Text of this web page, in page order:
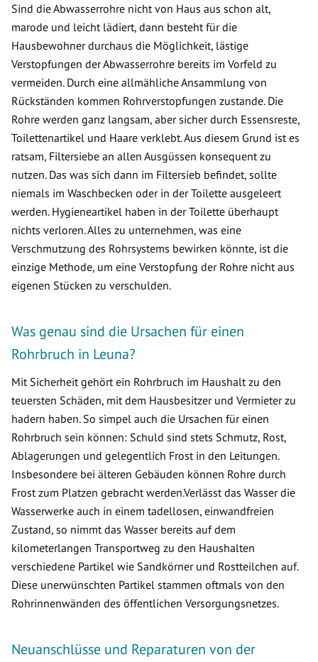
Sind die Abwasserrohre nicht von Haus aus schon alt,
marode und leicht lädiert, dann besteht für die
Hausbewohner durchaus die Möglichkeit, lästige
Verstopfungen der Abwasserrohre bereits im Vorfeld zu
vermeiden. Durch eine allmähliche Ansammlung von
Rückständen kommen Rohrverstopfungen zustande. Die
Rohre werden ganz langsam, aber sicher durch Essensreste,
Toilettenartikel und Haare verklebt. Aus diesem Grund ist es
ratsam, Filtersiebe an allen Ausgüssen konsequent zu
nutzen. Das was sich dann im Filtersieb befindet, sollte
niemals im Waschbecken oder in der Toilette ausgeleert
werden. Hygieneartikel haben in der Toilette überhaupt
nichts verloren. Alles zu unternehmen, was eine
Verschmutzung des Rohrsystems bewirken könnte, ist die
einzige Methode, um eine Verstopfung der Rohre nicht aus
eigenen Stücken zu verschulden.
Was genau sind die Ursachen für einen
Rohrbruch in Leuna?
Mit Sicherheit gehört ein Rohrbruch im Haushalt zu den
teuersten Schäden, mit dem Hausbesitzer und Vermieter zu
hadern haben. So simpel auch die Ursachen für einen
Rohrbruch sein können: Schuld sind stets Schmutz, Rost,
Ablagerungen und gelegentlich Frost in den Leitungen.
Insbesondere bei älteren Gebäuden können Rohre durch
Frost zum Platzen gebracht werden.Verlässt das Wasser die
Wasserwerke auch in einem tadellosen, einwandfreien
Zustand, so nimmt das Wasser bereits auf dem
kilometerlangen Transportweg zu den Haushalten
verschiedene Partikel wie Sandkörner und Rostteilchen auf.
Diese unerwünschten Partikel stammen oftmals von den
Rohrinnenwänden des öffentlichen Versorgungsnetzes.
Neuanschlüsse und Reparaturen von der